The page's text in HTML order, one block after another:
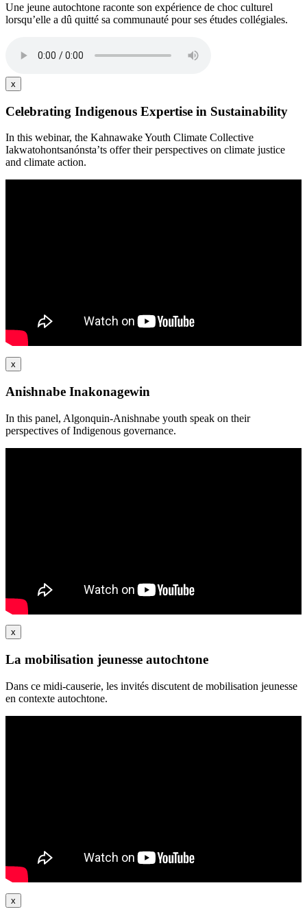
Une jeune autochtone raconte son expérience de choc culturel
lorsqu’elle a dû quitté sa communauté pour ses études collégiales.
x
Celebrating Indigenous Expertise in Sustainability
In this webinar, the Kahnawake Youth Climate Collective
Iakwatohontsanónsta’ts offer their perspectives on climate justice
and climate action.
x
Anishnabe Inakonagewin
In this panel, Algonquin-Anishnabe youth speak on their
perspectives of Indigenous governance.
x
La mobilisation jeunesse autochtone
Dans ce midi-causerie, les invités discutent de mobilisation jeunesse
en contexte autochtone.
x